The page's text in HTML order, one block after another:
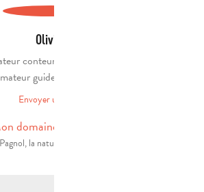
Olivier
conteur des collines de Pagnol/
guide de randonnée
Envoyer un email
domaine d'expertise
Pagnol, la nature, l’échange.